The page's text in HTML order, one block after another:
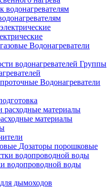
Водонагреватели
Группы
Водонагреватели
материалы
Дозаторы порошковые
водопроводной воды